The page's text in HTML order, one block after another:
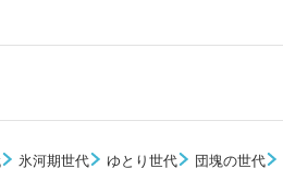
氷河期世代 ゆとり世代 団塊の世代